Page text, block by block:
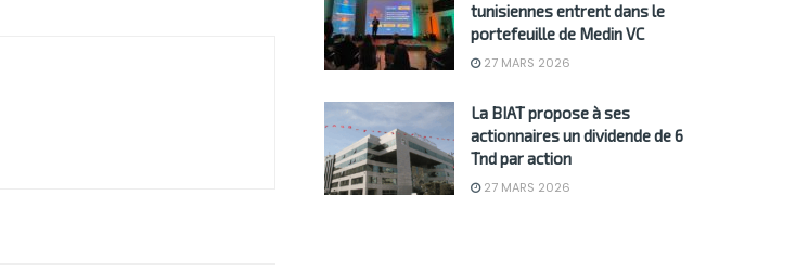
tunisiennes entrent dans le
portefeuille de Medin VC
27 MARS 2026
La BIAT propose à ses
actionnaires un dividende de 6
Tnd par action
27 MARS 2026